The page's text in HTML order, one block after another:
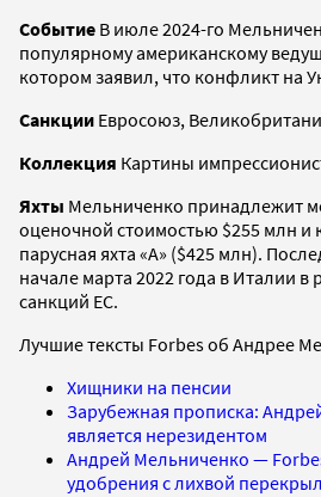
Событие В июле 2024-го
популярному американскому
котором заявил, что конфликт на
Санкции Евросоюз,
Коллекция Картины
Яхты Мельниченко принадлежит
оценочной стоимостью $255 млн и
парусная яхта «А» ($425 млн).
начале марта 2022 года в Италии в
санкций ЕС.
Лучшие тексты Forbes об Андрее
Хищники на пенсии
Зарубежная прописка:
является нерезидентом
Андрей Мельниченко —
удобрения с лихвой